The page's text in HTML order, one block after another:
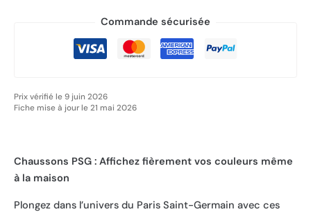
Commande sécurisée
Prix vérifié le 9 juin 2026
Fiche mise à jour le 21 mai 2026
Chaussons PSG : Affichez fièrement vos couleurs même
à la maison
Plongez dans l’univers du Paris Saint-Germain avec ces